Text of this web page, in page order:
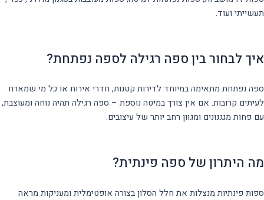
תעשייתי ועוד.
איך לבחור בין ספה רגילה לספה נפתחת?
ספה נפתחת מתאימה במיוחד לדירות קטנות, חדרי אירוח או כל מי שמארח
לעיתים קרובות. אם אין צורך במיטה נוספת – ספה רגילה תהיה נוחה ומעוצבת,
עם פחות מנגנונים ומגוון רחב יותר של עיצובים.
מה היתרון של ספה פינתית?
ספות פינתיות מנצלות את חלל הסלון בצורה אופטימלית ומעניקות מראה